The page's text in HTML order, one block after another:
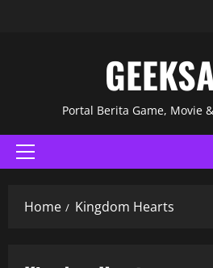
Portal Berita Game, Movie
Home Kingdom Hearts